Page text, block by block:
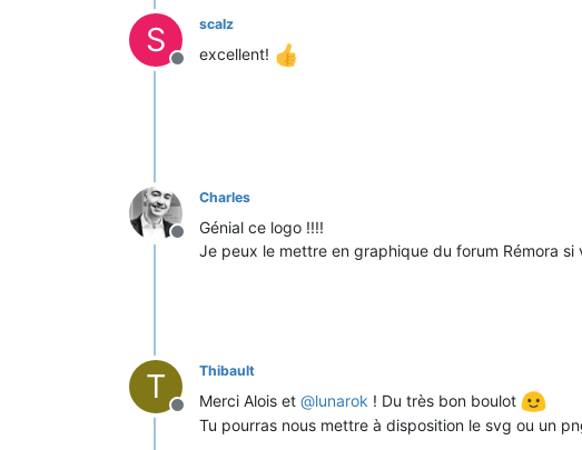
S
Offline
scalz
excellent!
Offline
Charles
Génial ce logo !!!!
Je peux le mettre en graphique du forum Rémora si
T
Offline
Thibault
Merci Alois et @lunarok ! Du très bon boulot
Tu pourras nous mettre à disposition le svg ou un